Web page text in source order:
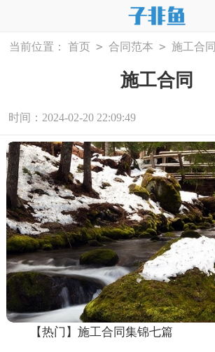
当前位置： 首页 > 合同范本 > 施工合同
施工合同
时间：2024-02-20 22:09:49
【热门】施工合同集锦七篇